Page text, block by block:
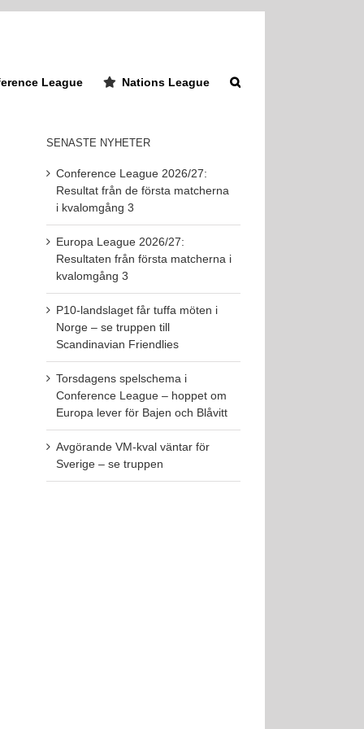
League Nations League
SENASTE NYHETER
Conference League 2026/27:
Resultat från de första matcherna
i kvalomgång 3
Europa League 2026/27:
Resultaten från första matcherna i
kvalomgång 3
P10-landslaget får tuffa möten i
Norge – se truppen till
Scandinavian Friendlies
Torsdagens spelschema i
Conference League – hoppet om
Europa lever för Bajen och Blåvitt
Avgörande VM-kval väntar för
Sverige – se truppen